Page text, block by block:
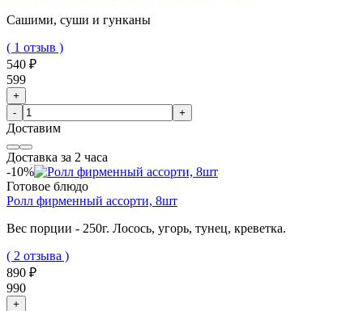
Сашими, суши и гунканы
( 1 отзыв )
540 ₽
599
+
-
+
Доставим
Доставка за 2 часа
-10%
Готовое блюдо
Ролл фирменный ассорти, 8шт
Вес порции - 250г. Лосось, угорь, тунец, креветка.
( 2 отзыва )
890 ₽
990
+